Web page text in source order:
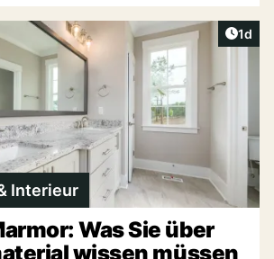
1d
Interieur
Was Sie über
wissen müssen